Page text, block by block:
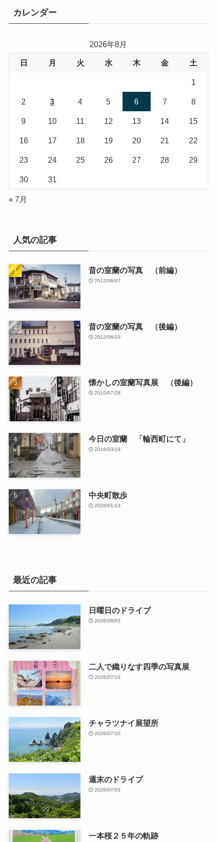
ー
カレンダー
2026年8月
日 月 火 水 木 金 土
1
2 3 4 5 6 7 8
9 10 11 12 13 14 15
16 17 18 19 20 21 22
23 24 25 26 27 28 29
30 31
« 7月
人気の記事
昔の室蘭の写真 （前編）
2012/06/07
昔の室蘭の写真 （後編）
2012/06/10
懐かしの室蘭写真展 （後編）
2010/07/28
今日の室蘭 「輪西町にて」
2016/03/19
中央町散歩
2026/01/13
最近の記事
日曜日のドライブ
2026/08/03
二人で織りなす四季の写真展
2026/07/16
チャラツナイ展望所
2026/07/10
週末のドライブ
2026/07/03
一本桜２５年の軌跡